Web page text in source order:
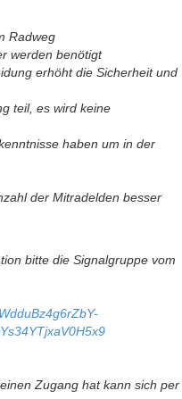
Radweg
werden benötigt
erhöht die Sicherheit und
teil, es wird keine
haben um in der
der Mitradelden besser
bitte die Signalgruppe vom
Zugang hat kann sich per